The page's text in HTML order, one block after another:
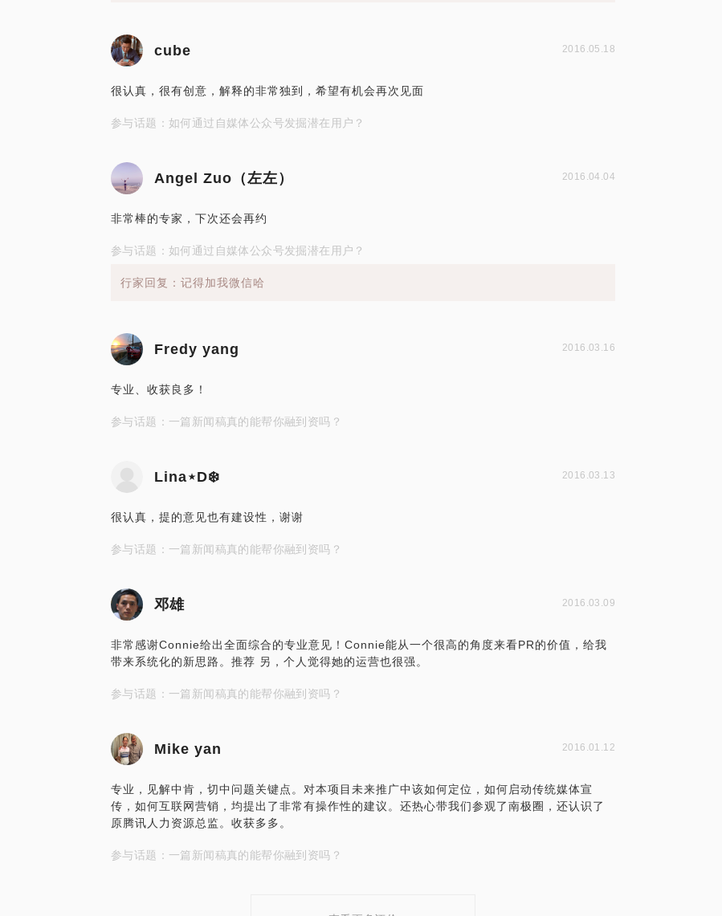
cube 2016.05.18
很认真，很有创意，解释的非常独到，希望有机会再次见面
参与话题：如何通过自媒体公众号发掘潜在用户？
Angel Zuo（左左） 2016.04.04
非常棒的专家，下次还会再约
参与话题：如何通过自媒体公众号发掘潜在用户？
行家回复：记得加我微信哈
Fredy yang 2016.03.16
专业、收获良多！
参与话题：一篇新闻稿真的能帮你融到资吗？
Lina⋆D❄️ 2016.03.13
很认真，提的意见也有建设性，谢谢
参与话题：一篇新闻稿真的能帮你融到资吗？
邓雄 2016.03.09
非常感谢Connie给出全面综合的专业意见！Connie能从一个很高的角度来看PR的价值，给我
带来系统化的新思路。推荐 另，个人觉得她的运营也很强。
参与话题：一篇新闻稿真的能帮你融到资吗？
Mike yan 2016.01.12
专业，见解中肯，切中问题关键点。对本项目未来推广中该如何定位，如何启动传统媒体宣
传，如何互联网营销，均提出了非常有操作性的建议。还热心带我们参观了南极圈，还认识了
原腾讯人力资源总监。收获多多。
参与话题：一篇新闻稿真的能帮你融到资吗？